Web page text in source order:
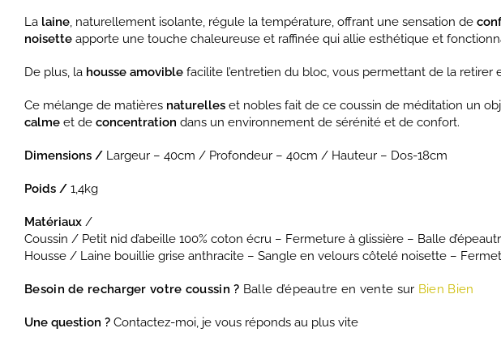
La laine, naturellement isolante, régule la température, offrant une sensation de
noisette apporte une touche chaleureuse et raffinée qui allie esthétique et
De plus, la housse amovible facilite l’entretien du bloc, vous permettant de la
Ce mélange de matières naturelles et nobles fait de ce coussin de méditation un
calme et de concentration dans un environnement de sérénité et de confort.
Dimensions / Largeur – 40cm / Profondeur – 40cm / Hauteur – Dos-18cm
Poids / 1,4kg
Matériaux /
Coussin / Petit nid d’abeille 100% coton écru – Fermeture à glissière – Balle
Housse / Laine bouillie grise anthracite – Sangle en velours côtelé noisette –
Besoin de recharger votre coussin ? Balle d’épeautre en vente sur Bien Bien
Une question ? Contactez-moi, je vous réponds au plus vite